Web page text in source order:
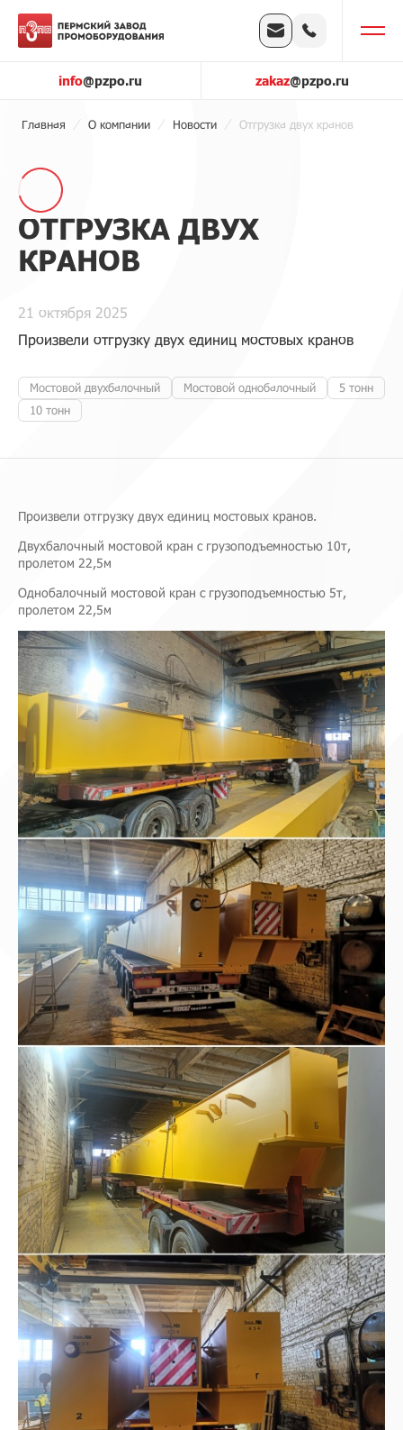
info@pzpo.ru zakaz@pzpo.ru
Главная О компании Новости Отгрузка двух кранов
ОТГРУЗКА ДВУХ
КРАНОВ
21 октября 2025
Произвели отгрузку двух единиц мостовых кранов
Мостовой двухбалочный Мостовой однобалочный
5 тонн
10 тонн
Произвели отгрузку двух единиц мостовых кранов.
Двухбалочный мостовой кран с грузоподъемностью 10т,
пролетом 22,5м
Однобалочный мостовой кран с грузоподъемностью 5т,
пролетом 22,5м